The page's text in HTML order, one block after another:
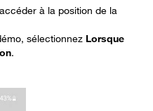
à la position de la
sélectionnez Lorsque
.